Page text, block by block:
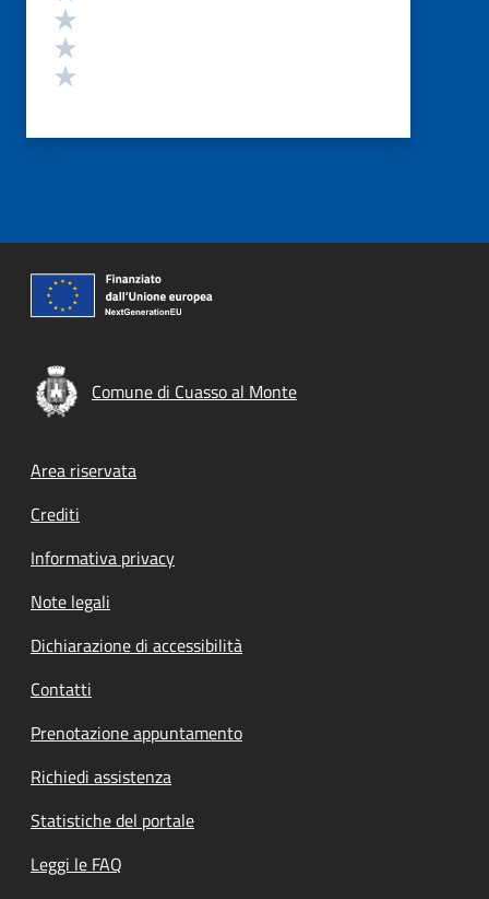
Comune di Cuasso al Monte
Footer menu
Area riservata
Crediti
Informativa privacy
Note legali
Dichiarazione di accessibilità
Contatti
Prenotazione appuntamento
Richiedi assistenza
Statistiche del portale
Leggi le FAQ